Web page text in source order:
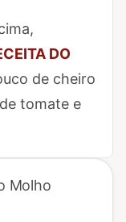
DO
de cheiro
tomate e
Molho